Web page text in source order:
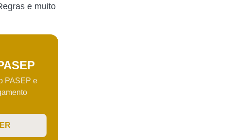
e muito
PASEP e